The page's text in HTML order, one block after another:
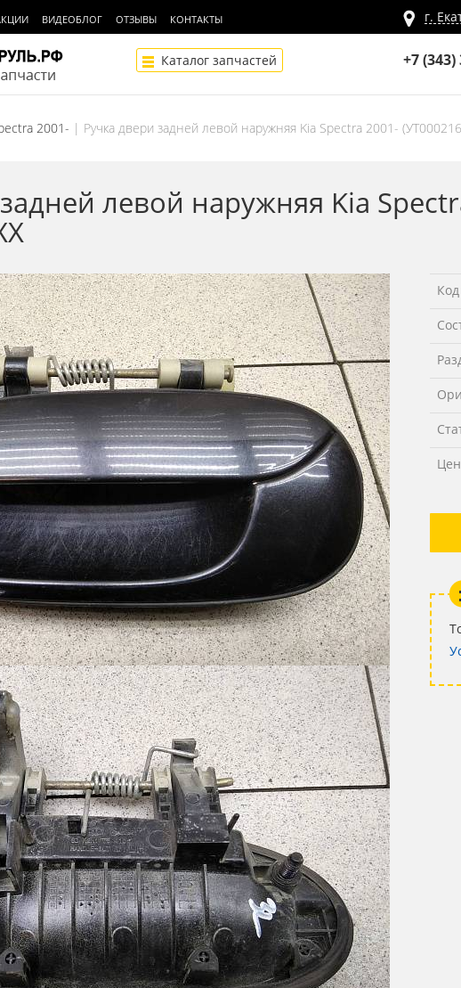
ВИДЕОБЛОГ ОТЗЫВЫ КОНТАКТЫ г.
Каталог запчастей +7 (343)
2001- Ручка двери задней левой наружняя Kia Spectra 2001-
левой наружняя Kia